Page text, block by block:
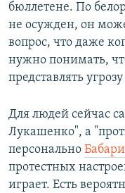
бюллетене. По
не осужден, он
вопрос, что даже
нужно понимать,
представлять
Для людей сейчас
Лукашенко", а
персонально
протестных
играет. Есть